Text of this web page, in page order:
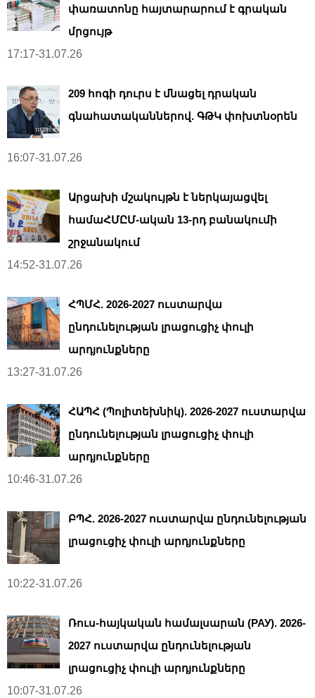
փառատոնը հայտարարում է գրական
մրցույթ
17:17-31.07.26
209 հոգի դուրս է մնացել դրական
գնահատականներով. ԳԹԿ փոխտնօրեն
16:07-31.07.26
Արցախի մշակույթն է ներկայացվել
համաՀՄԸՄ-ական 13-րդ բանակումի
շրջանակում
14:52-31.07.26
ՀՊՄՀ. 2026-2027 ուստարվա
ընդունելության լրացուցիչ փուլի
արդյունքները
13:27-31.07.26
ՀԱՊՀ (Պոլիտեխնիկ). 2026-2027 ուստարվա
ընդունելության լրացուցիչ փուլի
արդյունքները
10:46-31.07.26
ԲՊՀ. 2026-2027 ուստարվա ընդունելության
լրացուցիչ փուլի արդյունքները
10:22-31.07.26
Ռուս-հայկական համալսարան (РАУ). 2026-
2027 ուստարվա ընդունելության
լրացուցիչ փուլի արդյունքները
10:07-31.07.26